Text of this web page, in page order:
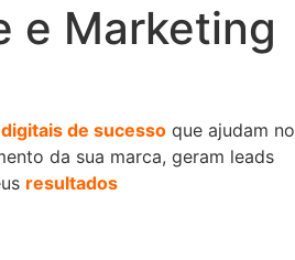
e Marketing
de sucesso que ajudam no
da sua marca, geram leads
resultados